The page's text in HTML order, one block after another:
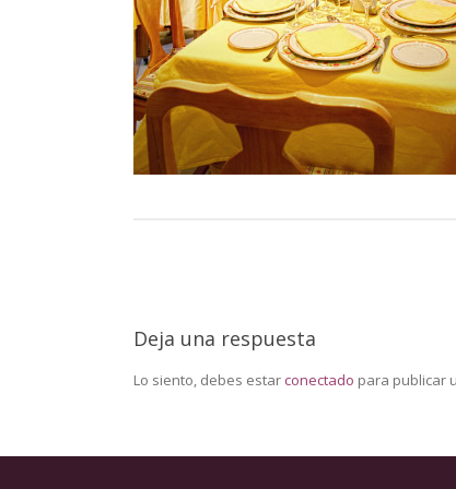
Deja una respuesta
Lo siento, debes estar conectado para publicar